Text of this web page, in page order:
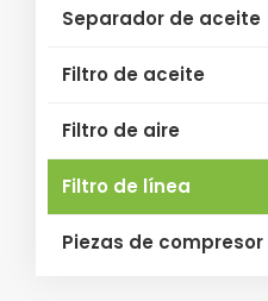
Separador de aceite
Filtro de aceite
Filtro de aire
Filtro de línea
Piezas de